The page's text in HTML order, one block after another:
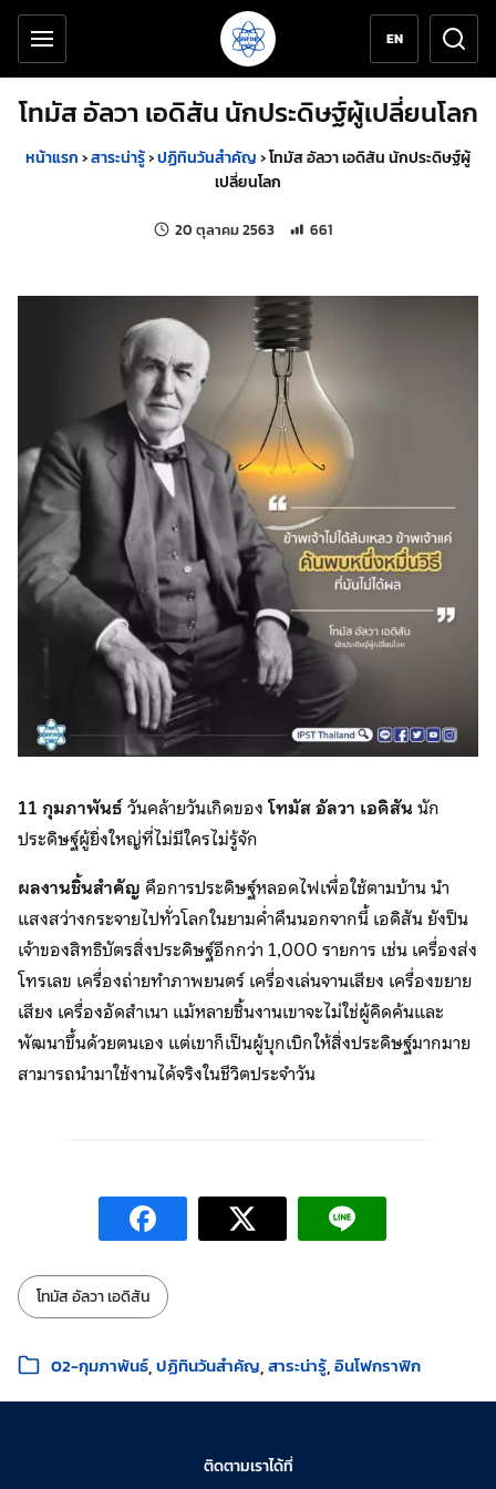
ข้ามไปยังเนื้อหาหลัก
เครื่องมือช่วยเหลือ
EN
โทมัส อัลวา เอดิสัน นักประดิษฐ์ผู้เปลี่ยนโลก
หน้าแรก›สาระน่ารู้›ปฏิทินวันสำคัญ›โทมัส อัลวา เอดิสัน นักประดิษฐ์ผู้
เปลี่ยนโลก
20 ตุลาคม 2563 แก้ไขล่าสุดเมื่อ:
จำนวนการเข้าชม 661 ครั้ง
661
11 กุมภาพันธ์วันคล้ายวันเกิดของโทมัส อัลวา เอดิสันนัก
ประดิษฐ์ผู้ยิ่งใหญ่ที่ไม่มีใครไม่รู้จัก
ผลงานชิ้นสำคัญ คือการประดิษฐ์หลอดไฟเพื่อใช้ตามบ้าน นำ
แสงสว่างกระจายไปทั่วโลกในยามค่ำคืนนอกจากนี้ เอดิสัน ยังป็น
เจ้าของสิทธิบัตรสิ่งประดิษฐ์อีกกว่า 1,000 รายการ เช่น เครื่องส่ง
โทรเลข เครื่องถ่ายทำภาพยนตร์ เครื่องเล่นจานเสียง เครื่องขยาย
เสียง เครื่องอัดสำเนา แม้หลายชิ้นงานเขาจะไม่ใช่ผู้คิดค้นและ
พัฒนาขึ้นด้วยตนเอง แต่เขาก็เป็นผู้บุกเบิกให้สิ่งประดิษฐ์มากมาย
สามารถนำมาใช้งานได้จริงในชีวิตประจำวัน
ป้ายกำกับ:
โทมัส อัลวา เอดิสัน
หมวดหมู่:
02-กุมภาพันธ์ ปฏิทินวันสำคัญ สาระน่ารู้ อินโฟกราฟิก
ติดตามเราได้ที่